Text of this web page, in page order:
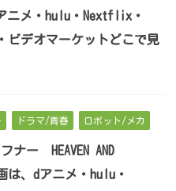
ニメ・hulu・Nextflix・
・ビデオマーケットどこで見
ドラマ/青春 ロボット/メカ
ナー HEAVEN AND
は、dアニメ・hulu・